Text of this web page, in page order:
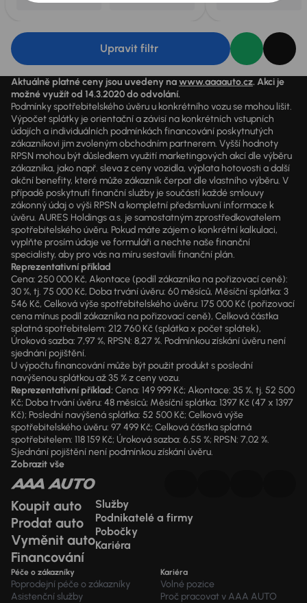
Upravit filtr
Aktuálně platné ceny jsou uvedeny nawww.aaaauto.cz. Akci je
možné využít od 14.3.2020 do odvolání.
Podmínky spotřebitelského úvěru u konkrétního vozu se mohou lišit.
Výpočet splátky je orientační a závisí na konkrétních vstupních
údajích a individuálních podmínkách financování poskytnutých
zákazníkovi jim zvoleným obchodním partnerem. Vyšší hodnoty
RPSN mohou být důsledkem využití marketingových akcí dle výběru
zákazníka, jako např. sleva z ceny vozidla, výplata hotovosti a další
akční benefity, které může zákazník čerpat dle vlastního výběru. V
případě poskytnutí finanční služby je součástí každé smlouvy
zákonný údaj o výši RPSN a kompletní předsmluvní informace k
úvěru. AURES Holdings a.s. je samostatným zprostředkovatelem
spotřebitelského úvěru. Pokud máte zájem o konkrétní kalkulaci,
vyplňte prosím údaje ve formuláři a nechte naše finanční
specialisty, aby pro vás na míru sestavili finanční plán.
Reprezentativní příklad
Cena: 250 000 Kč, Akontace (podíl zákazníka na pořizovací ceně):
30 %, tj. 75 000 Kč, Doba trvání úvěru: 60 měsíců, Měsíční splátka: 3
546 Kč, Celková výše spotřebitelského úvěru: 175 000 Kč (pořizovací
cena mínus podíl zákazníka na pořizovací ceně), Celková částka
splatná spotřebitelem: 212 760 Kč (splátka x počet splátek),
Úroková sazba: 7,97 %, RPSN: 8,27 %. Podmínkou získání úvěru není
sjednání pojištění.
U výpočtu financování může být použit produkt s poslední
navýšenou splátkou až 35 % z ceny vozu.
Reprezentativní příklad:Cena: 149 999 Kč; Akontace: 35 %, tj. 52 500
Kč; Doba trvání úvěru: 48 měsíců; Měsíční splátka: 1397 Kč (47 x 1397
Kč); Poslední navýšená splátka: 52 500 Kč; Celková výše
spotřebitelského úvěru: 97 499 Kč; Celková částka splatná
spotřebitelem: 118 159 Kč; Úroková sazba: 6,55 %; RPSN: 7,02 %.
Sjednání pojištění není podmínkou získání úvěru.
Zobrazit vše
Koupit auto
Prodat auto
Vyměnit auto
Financování
Služby
Podnikatelé a firmy
Pobočky
Kariéra
Péče o zákazníky
Poprodejní péče o zákazníky
Asistenční služby
Kariéra
Volné pozice
Proč pracovat v AAA AUTO